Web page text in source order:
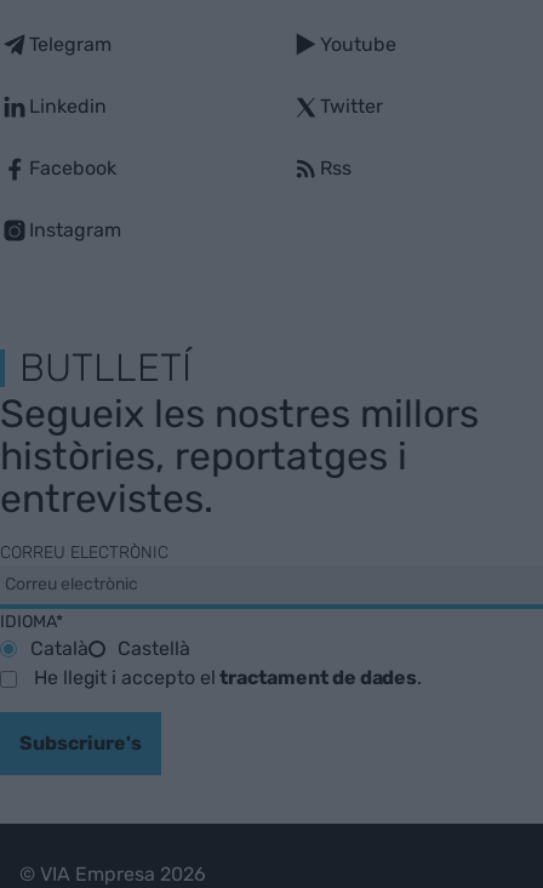
Telegram
Linkedin
Facebook
Instagram
Youtube
Twitter
Rss
BUTLLETÍ
Segueix les nostres millors
històries, reportatges i
entrevistes.
CORREU ELECTRÒNIC
IDIOMA*
Català
Castellà
He llegit i accepto eltractament de dades.
Subscriure's
© VIA Empresa 2026